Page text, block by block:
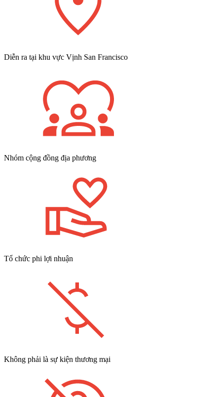
Diễn ra tại khu vực Vịnh San Francisco
Nhóm cộng đồng địa phương
Tổ chức phi lợi nhuận
Không phải là sự kiện thương mại